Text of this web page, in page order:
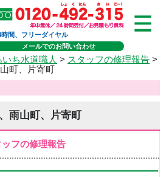
時間、フリーダイヤル
メールでのお問い合わせ
ち水道職人 > スタッフの修理報告 >
町、片寄町
雨山町、片寄町
ッフの修理報告